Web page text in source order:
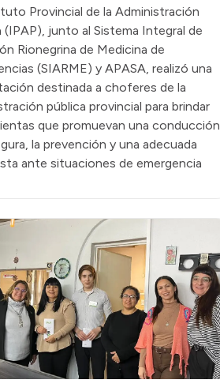
Provincial de la Administración
(IPAP), junto al Sistema Integral de
Rionegrina de Medicina de
(SIARME) y APASA, realizó una
destinada a choferes de la
pública provincial para brindar
que promuevan una conducción
la prevención y una adecuada
ante situaciones de emergencia